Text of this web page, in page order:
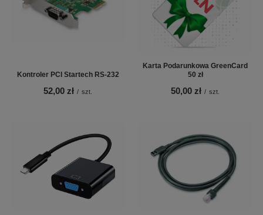
Kontroler PCI Startech RS-232
52,00 zł / szt.
Karta Podarunkowa GreenCard
50 zł
50,00 zł / szt.